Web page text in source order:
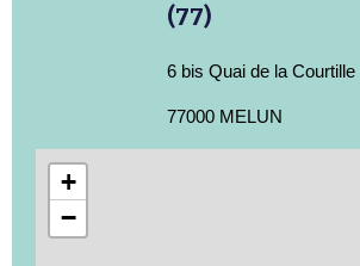
(77)
6 bis Quai de la Courtille
77000 MELUN
+
−